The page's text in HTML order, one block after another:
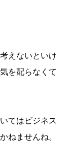
えないといけ
を配らなくて
てはビジネス
ねませんね。